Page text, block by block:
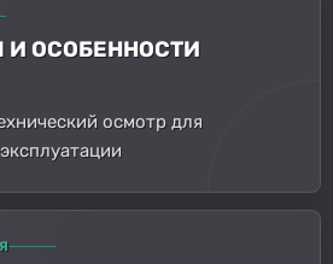
И ОСОБЕННОСТИ
осмотр для